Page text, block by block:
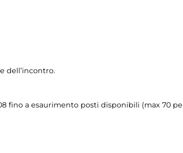
dell’incontro.
fino a esaurimento posti disponibili (max 70